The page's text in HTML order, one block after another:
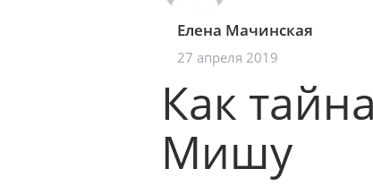
Елена Мачинская
27 апреля 2019
Как
Мишу